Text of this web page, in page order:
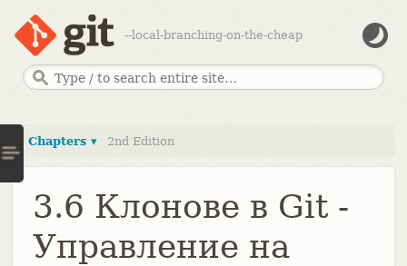
--local-branching-on-the-cheap
Chapters ▾ 2nd Edition
3.6 Клонове в Git -
Управление на